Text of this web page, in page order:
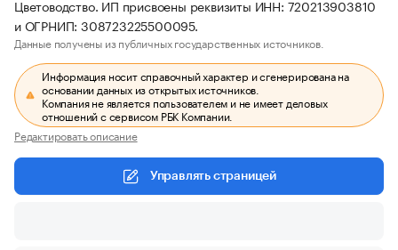
Цветоводство. ИП присвоены реквизиты ИНН: 720213903810
и ОГРНИП: 308723225500095.
Данные получены из публичных государственных источников.
Информация носит справочный характер и сгенерирована на
основании данных из открытых источников.
Компания не является пользователем и не имеет деловых
отношений с сервисом РБК Компании.
Редактировать описание
Управлять страницей